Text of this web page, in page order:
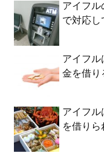
アイフル
で対応し
アイフル
金を借り
アイフル
を借りら